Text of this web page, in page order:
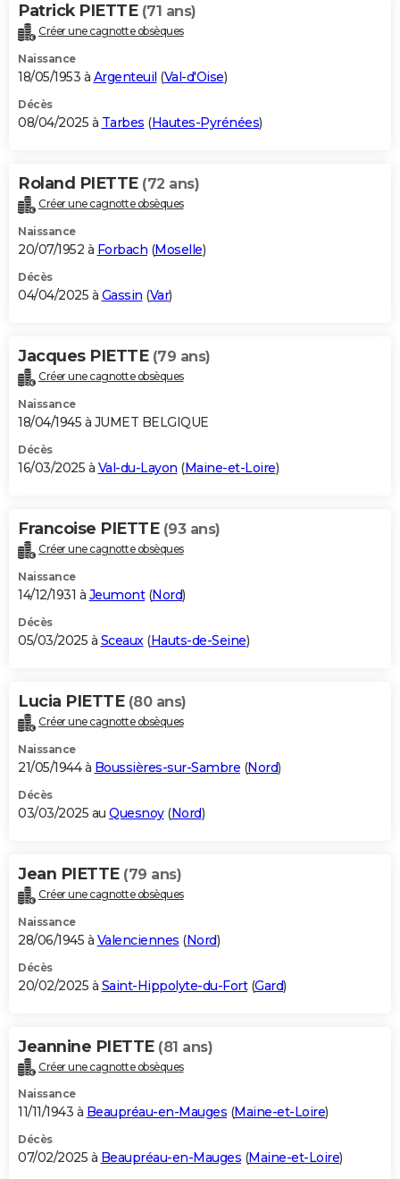
Patrick PIETTE (71 ans)
Créer une cagnotte obsèques
Naissance
18/05/1953 à Argenteuil (Val-d'Oise)
Décès
08/04/2025 à Tarbes (Hautes-Pyrénées)
Roland PIETTE (72 ans)
Créer une cagnotte obsèques
Naissance
20/07/1952 à Forbach (Moselle)
Décès
04/04/2025 à Gassin (Var)
Jacques PIETTE (79 ans)
Créer une cagnotte obsèques
Naissance
18/04/1945 à JUMET BELGIQUE
Décès
16/03/2025 à Val-du-Layon (Maine-et-Loire)
Francoise PIETTE (93 ans)
Créer une cagnotte obsèques
Naissance
14/12/1931 à Jeumont(Nord)
Décès
05/03/2025 à Sceaux(Hauts-de-Seine)
Lucia PIETTE (80 ans)
Créer une cagnotte obsèques
Naissance
21/05/1944 à Boussières-sur-Sambre (Nord)
Décès
03/03/2025 au Quesnoy(Nord)
Jean PIETTE (79 ans)
Créer une cagnotte obsèques
Naissance
28/06/1945 à Valenciennes (Nord)
Décès
20/02/2025 à Saint-Hippolyte-du-Fort(Gard)
Jeannine PIETTE (81 ans)
Créer une cagnotte obsèques
Naissance
11/11/1943 à Beaupréau-en-Mauges (Maine-et-Loire)
Décès
07/02/2025 à Beaupréau-en-Mauges (Maine-et-Loire)